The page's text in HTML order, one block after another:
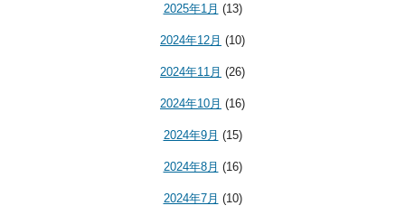
2025年1月 (13)
2024年12月 (10)
2024年11月 (26)
2024年10月 (16)
2024年9月 (15)
2024年8月 (16)
2024年7月 (10)